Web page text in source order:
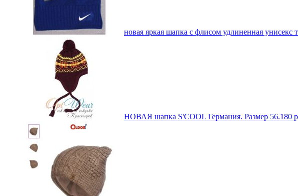
новая яркая шапка с флисом удлиненная унисекс
НОВАЯ шапка S'COOL Германия. Размер 56.180